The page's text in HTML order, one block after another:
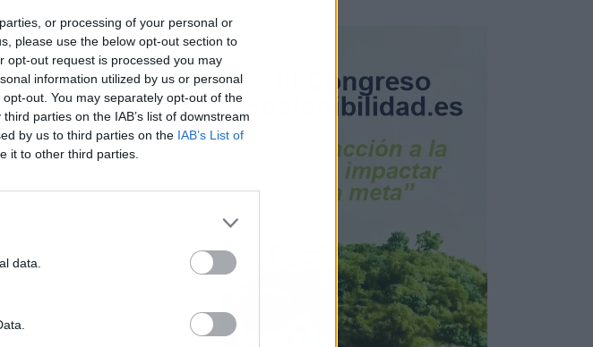
or processing of your personal or
please use the below opt-out section to
opt-out request is processed you may
information utilized by us or personal
out. You may separately opt-out of the
parties on the IAB’s list of downstream
by us to third parties on the IAB’s List of
it to other third parties.
data.